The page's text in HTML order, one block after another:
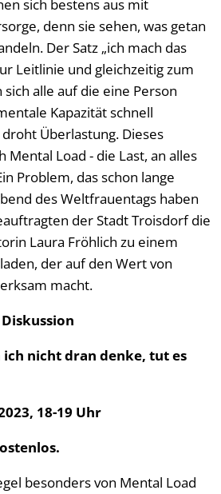
sich bestens aus mit
denn sie sehen, was getan
Der Satz „ich mach das
Leitlinie und gleichzeitig zum
alle auf die eine Person
Kapazität schnell
Überlastung. Dieses
Mental Load - die Last, an alles
Problem, das schon lange
des Weltfrauentags haben
der Stadt Troisdorf die
Laura Fröhlich zu einem
der auf den Wert von
macht.
ich nicht dran denke, tut es
18-19 Uhr
besonders von Mental Load